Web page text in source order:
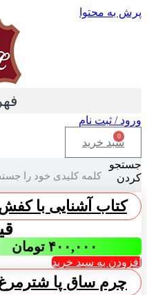
پرش به محتوا
ورود / ثبت نام
0
سبد خرید
جستجو
کردن
کتاب آشنایی با کفش
۴۰۰,۰۰۰ تومان
افزودن به سبد خرید
چرم ساق پا